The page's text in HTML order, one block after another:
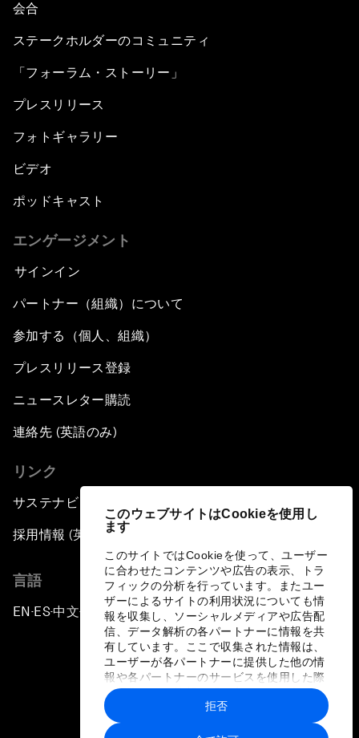
このウェブサイトはCookieを使用し
ます
このサイトではCookieを使って、ユーザー
に合わせたコンテンツや広告の表示、トラ
フィックの分析を行っています。またユー
ザーによるサイトの利用状況についても情
報を収集し、ソーシャルメディアや広告配
信、データ解析の各パートナーに情報を共
有しています。ここで収集された情報は、
ユーザーが各パートナーに提供した他の情
報や各パートナーのサービスを使用した際
に収集された情報と組み合わされ、各パー
トナーによって使用されることがありま
す。
拒否
会合
ステークホルダーのコミュニティ
「フォーラム・ストーリー」
プレスリリース
フォトギャラリー
ビデオ
ポッドキャスト
エンゲージメント
サインイン
パートナー（組織）について
参加する（個人、組織）
プレスリリース登録
ニュースレター購読
連絡先 (英語のみ)
リンク
サステナビリティへの取り組み
採用情報 (英語のみ)
言語
EN ▪ ES▪中文▪ 日本語
プライバシーポリシーと利用規約